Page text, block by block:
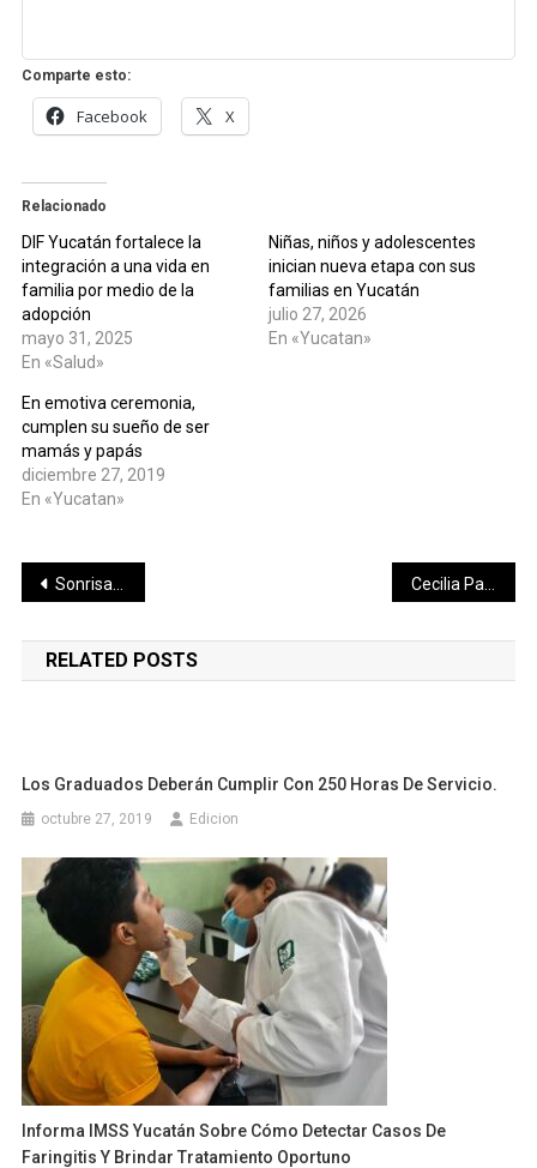
Comparte esto:
Facebook X
Relacionado
DIF Yucatán fortalece la
integración a una vida en
familia por medio de la
adopción
mayo 31, 2025
En «Salud»
Niñas, niños y adolescentes
inician nueva etapa con sus
familias en Yucatán
julio 27, 2026
En «Yucatan»
En emotiva ceremonia,
cumplen su sueño de ser
mamás y papás
diciembre 27, 2019
En «Yucatan»
Navegación
de
entradas
Sonrisas que transforman vidas: Yucatán impulsa la salud bucal con enfoque preventivo y social
RELATED POSTS
Los Graduados Deberán Cumplir Con 250 Horas De Servicio.
octubre 27, 2019 Edicion
Informa IMSS Yucatán Sobre Cómo Detectar Casos De
Faringitis Y Brindar Tratamiento Oportuno